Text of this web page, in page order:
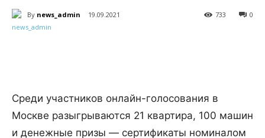
By news_admin 19.09.2021 0
733
Среди участников онлайн-голосования в
Москве разыгрываются 21 квартира, 100 машин
и денежные призы — сертификаты номиналом